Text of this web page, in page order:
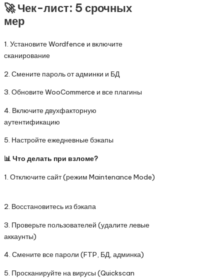
🚀 Чек-лист: 5 срочных
мер
1. Установите Wordfence и включите
сканирование
2. Смените пароль от админки и БД
3. Обновите WooCommerce и все плагины
4. Включите двухфакторную
аутентификацию
5. Настройте ежедневные бэкапы
📊 Что делать при взломе?
1. Отключите сайт (режим Maintenance Mode)
2. Восстановитесь из бэкапа
3. Проверьте пользователей (удалите левые
аккаунты)
4. Смените все пароли (FTP, БД, админка)
5. Просканируйте на вирусы (Quickscan